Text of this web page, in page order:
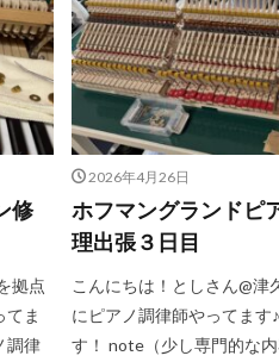
修
拠点
てま
調律
2026年4月26日
ホフマングランドピ
理出張３日目
こんにちは！としさん@
にピアノ調律師やってます
す！ note（少し専門的な